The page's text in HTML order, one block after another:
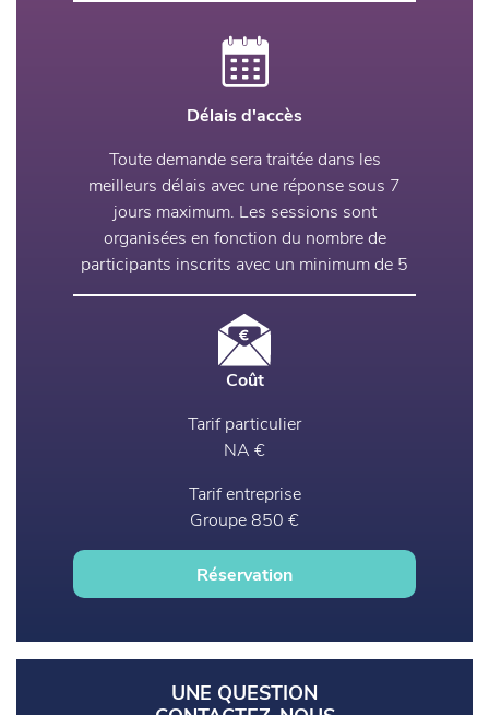
Délais d'accès
Toute demande sera traitée dans les
meilleurs délais avec une réponse sous 7
jours maximum. Les sessions sont
organisées en fonction du nombre de
participants inscrits avec un minimum de 5
Coût
Tarif particulier
NA €
Tarif entreprise
Groupe 850 €
Réservation
UNE QUESTION